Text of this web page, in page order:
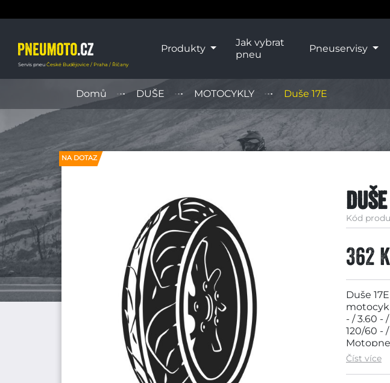
Servis pneu České Budějovice / Praha / Říčany
Produkty
Jak vybrat
pneu
Pneuservisy
Domů DUŠE MOTOCYKLY Duše 17E
NA DOTAZ
Duše
Kód
362
Duše
- / 3.60 -
120/60 -
Číst více